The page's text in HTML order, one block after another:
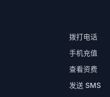
拨打电话
手机充值
查看资费
发送 SMS